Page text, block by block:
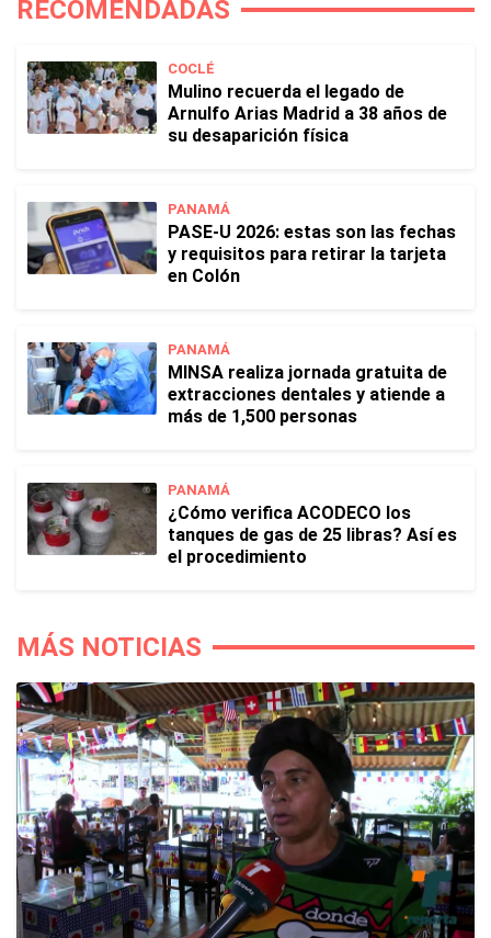
RECOMENDADAS
COCLÉ
Mulino recuerda el legado de
Arnulfo Arias Madrid a 38 años de
su desaparición física
PANAMÁ
PASE-U 2026: estas son las fechas
y requisitos para retirar la tarjeta
en Colón
PANAMÁ
MINSA realiza jornada gratuita de
extracciones dentales y atiende a
más de 1,500 personas
PANAMÁ
¿Cómo verifica ACODECO los
tanques de gas de 25 libras? Así es
el procedimiento
MÁS NOTICIAS